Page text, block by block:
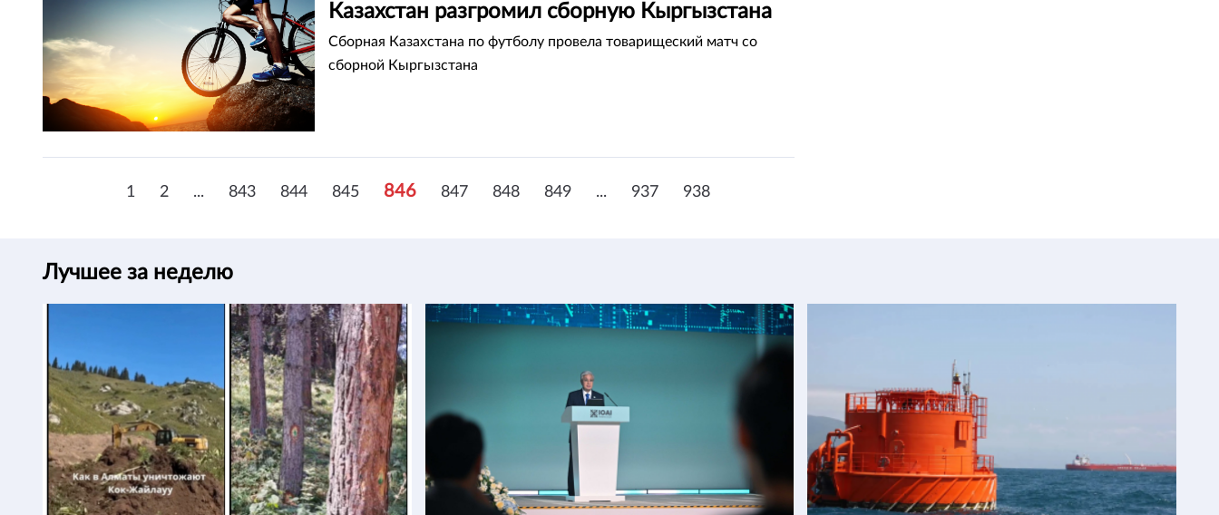
Казахстан разгромил сборную Кыргызстана
Сборная Казахстана по футболу провела товарищеский матч со
сборной Кыргызстана
1 2 ... 843 844 845 846 847 848 849 ... 937 938
Лучшее за неделю